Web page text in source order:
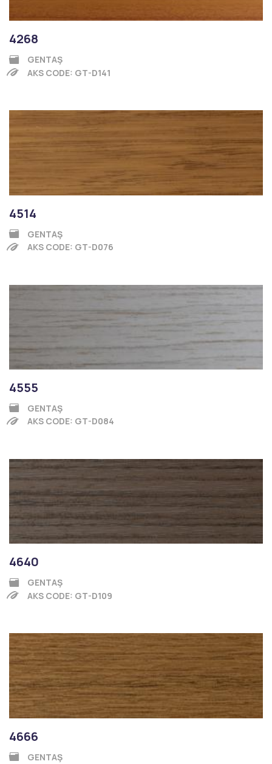
4268
GENTAŞ
AKS CODE: GT-D141
4514
GENTAŞ
AKS CODE: GT-D076
4555
GENTAŞ
AKS CODE: GT-D084
4640
GENTAŞ
AKS CODE: GT-D109
4666
GENTAŞ